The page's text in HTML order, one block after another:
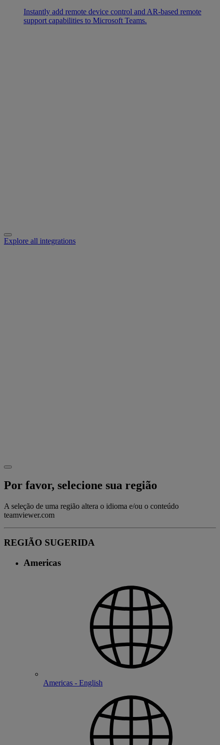
Instantly add remote device control and AR-based remote
support capabilities to Microsoft Teams.
Explore all integrations
Por favor, selecione sua região
A seleção de uma região altera o idioma e/ou o conteúdo
teamviewer.com
REGIÃO SUGERIDA
Americas
Americas - English